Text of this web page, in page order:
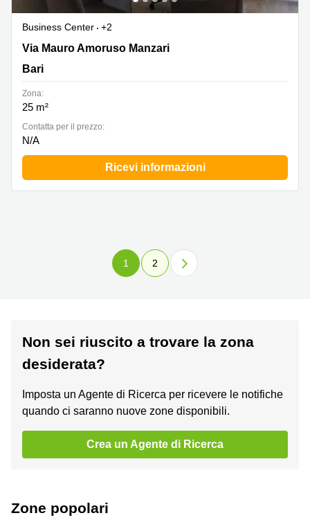
Business Center
+2
Via Mauro Amoruso Manzari 96, Bari
Via Mauro Amoruso Manzari
Bari
Zona:
25 m²
Сontatta per il prezzo:
N/A
Ricevi informazioni
1 2
Non sei riuscito a trovare la zona
desiderata?
Imposta un Agente di Ricerca per ricevere le notifiche
quando ci saranno nuove zone disponibili.
Crea un Agente di Ricerca
Zone popolari